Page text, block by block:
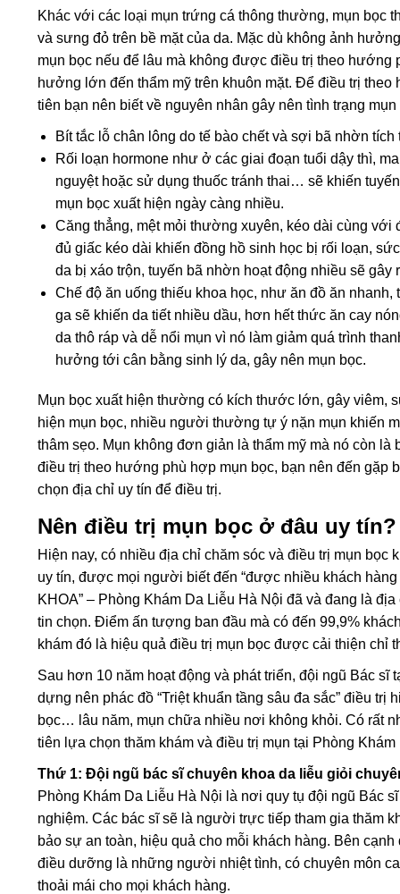
Khác với các loại mụn trứng cá thông thường, mụn bọc
và sưng đỏ trên bề mặt của da. Mặc dù không ảnh
mụn bọc nếu để lâu mà không được điều trị theo hướng
hưởng lớn đến thẩm mỹ trên khuôn mặt. Để điều trị
tiên bạn nên biết về nguyên nhân gây nên tình trạng mụn
Bít tắc lỗ chân lông do tế bào chết và sợi bã nhờn
Rối loạn hormone như ở các giai đoạn tuổi dậy thì,
nguyệt hoặc sử dụng thuốc tránh thai… sẽ khiến
mụn bọc xuất hiện ngày càng nhiều.
Căng thẳng, mệt mỏi thường xuyên, kéo dài cùng với
đủ giấc kéo dài khiến đồng hồ sinh học bị rối loạn,
da bị xáo trộn, tuyến bã nhờn hoạt động nhiều sẽ gây
Chế độ ăn uống thiếu khoa học, như ăn đồ ăn
ga sẽ khiến da tiết nhiều dầu, hơn hết thức ăn cay
da thô ráp và dễ nổi mụn vì nó làm giảm quá trình
hưởng tới cân bằng sinh lý da, gây nên mụn bọc.
Mụn bọc xuất hiện thường có kích thước lớn, gây viêm,
hiện mụn bọc, nhiều người thường tự ý nặn mụn khiến
thâm sẹo. Mụn không đơn giản là thẩm mỹ mà nó còn là
điều trị theo hướng phù hợp mụn bọc, bạn nên đến gặp
chọn địa chỉ uy tín để điều trị.
Nên điều trị mụn bọc ở đâu uy tín?
Hiện nay, có nhiều địa chỉ chăm sóc và điều trị mụn bọc
uy tín, được mọi người biết đến “được nhiều khách
KHOA” – Phòng Khám Da Liễu Hà Nội đã và đang là
tin chọn. Điểm ấn tượng ban đầu mà có đến 99,9%
khám đó là hiệu quả điều trị mụn bọc được cải thiện chỉ
Sau hơn 10 năm hoạt động và phát triển, đội ngũ Bác sĩ
dựng nên phác đồ “Triệt khuẩn tầng sâu đa sắc” điều trị
bọc… lâu năm, mụn chữa nhiều nơi không khỏi. Có rất
tiên lựa chọn thăm khám và điều trị mụn tại Phòng
Thứ 1: Đội ngũ bác sĩ chuyên khoa da liễu giỏi
Phòng Khám Da Liễu Hà Nội là nơi quy tụ đội ngũ Bác
nghiệm. Các bác sĩ sẽ là người trực tiếp tham gia thăm
bảo sự an toàn, hiệu quả cho mỗi khách hàng. Bên
điều dưỡng là những người nhiệt tình, có chuyên môn
thoải mái cho mọi khách hàng.